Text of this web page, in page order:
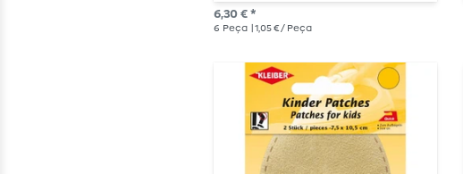
6,30 € *
6 Peça | 1,05 € / Peça